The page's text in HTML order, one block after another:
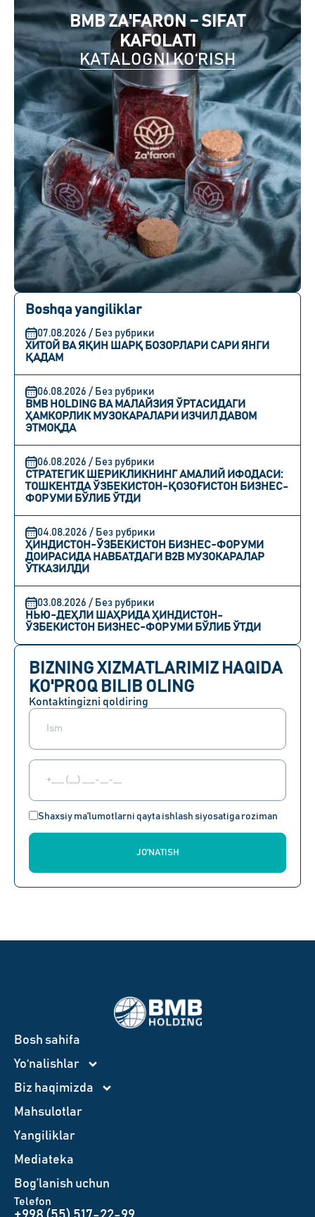
BMB ZA'FARON – SIFAT
KAFOLATI
KATALOGNI KO‘RISH
Boshqa yangiliklar
07.08.2026 / Без рубрики
ХИТОЙ ВА ЯҚИН ШАРҚ БОЗОРЛАРИ САРИ ЯНГИ
ҚАДАМ
06.08.2026 / Без рубрики
BMB HOLDING ВА МАЛАЙЗИЯ ЎРТАСИДАГИ
ҲАМКОРЛИК МУЗОКАРАЛАРИ ИЗЧИЛ ДАВОМ
ЭТМОҚДА
06.08.2026 / Без рубрики
СТРАТЕГИК ШЕРИКЛИКНИНГ АМАЛИЙ ИФОДАСИ:
ТОШКЕНТДА ЎЗБЕКИСТОН-ҚОЗОҒИСТОН БИЗНЕС-
ФОРУМИ БЎЛИБ ЎТДИ
04.08.2026 / Без рубрики
ҲИНДИСТОН-ЎЗБЕКИСТОН БИЗНЕС-ФОРУМИ
ДОИРАСИДА НАВБАТДАГИ B2B МУЗОКАРАЛАР
ЎТКАЗИЛДИ
03.08.2026 / Без рубрики
НЬЮ-ДЕҲЛИ ШАҲРИДА ҲИНДИСТОН-
ЎЗБЕКИСТОН БИЗНЕС-ФОРУМИ БЎЛИБ ЎТДИ
BIZNING XIZMATLARIMIZ HAQIDA
KO'PROQ BILIB OLING
Kontaktingizni qoldiring
Shaxsiy ma'lumotlarni qayta ishlash siyosatiga roziman
JO'NATISH
Bosh sahifa
Yo‘nalishlar
Biz haqimizda
Mahsulotlar
Yangiliklar
Mediateka
Bog’lanish uchun
Telefon